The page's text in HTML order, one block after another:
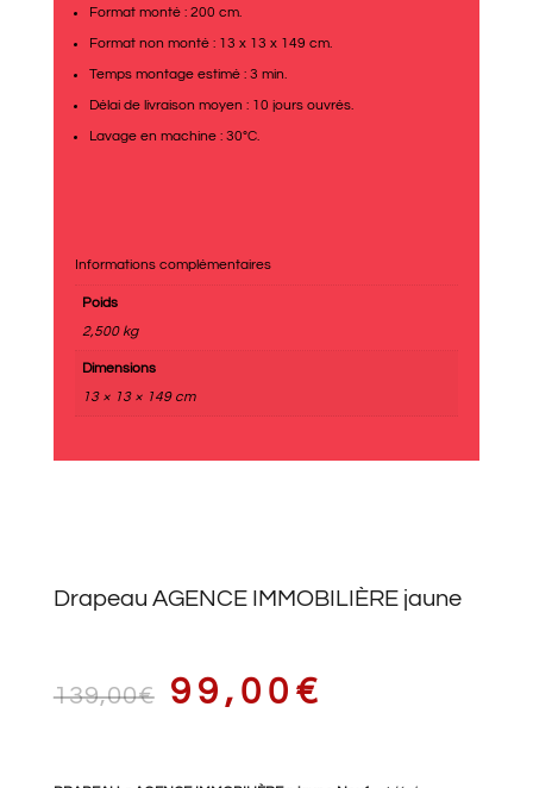
Format monté : 200 cm.
Format non monté : 13 x 13 x 149 cm.
Temps montage estimé : 3 min.
Délai de livraison moyen : 10 jours ouvrés.
Lavage en machine : 30°C.
Informations complémentaires
Poids
2,500 kg
Dimensions
13 × 13 × 149 cm
Drapeau AGENCE IMMOBILIÈRE jaune
139,00€ LE
99,00 €